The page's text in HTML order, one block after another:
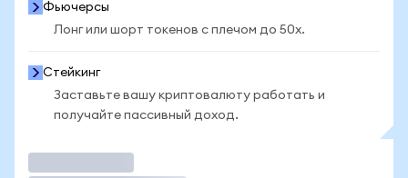
Фьючерсы
Лонг или шорт токенов с плечом до 50x.
Стейкинг
Заставьте вашу криптовалюту работать и
получайте пассивный доход.